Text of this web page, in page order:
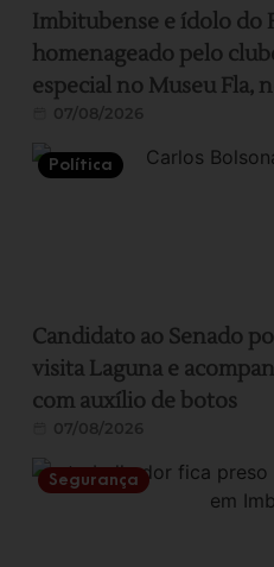
Imbitubense e ídolo do
homenageado pelo
especial no Museu Fla,
07/08/2026
Política
Candidato ao Senado
visita Laguna e
com auxílio de botos
07/08/2026
Segurança